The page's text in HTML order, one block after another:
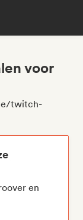
voor
twitch-
en